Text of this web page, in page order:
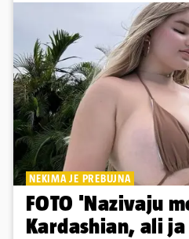
NEKIMA JE PREBUJNA
FOTO 'Nazivaju
Kardashian, ali